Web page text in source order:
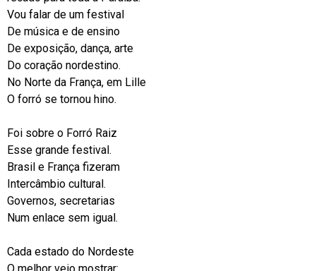
Vou falar de um festival
De música e de ensino
De exposição, dança, arte
Do coração nordestino.
No Norte da França, em Lille
O forró se tornou hino.
Foi sobre o Forró Raiz
Esse grande festival.
Brasil e França fizeram
Intercâmbio cultural.
Governos, secretarias
Num enlace sem igual.
Cada estado do Nordeste